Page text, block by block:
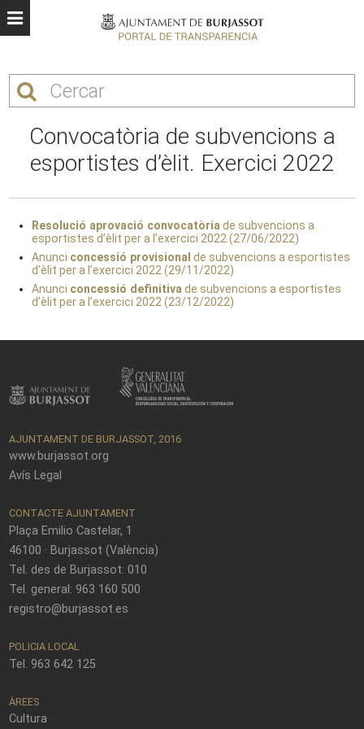
Convocatòria de subvencions a
esportistes d’èlit. Exercici 2022
Resolució aprovació convocatòria de subvencions a
esportistes d’èlit per a l’exercici 2022 (27/06/2022)
Anunci concessió provisional de subvencions a esportistes
d’èlit per a l’exercici 2022 (29/11/2022)
Anunci concessió definitiva de subvencions a esportistes
d’èlit per a l’exercici 2022 (23/12/2022)
AJUNTAMENT DE BURJASSOT, 2016
www.burjassot.org
Avís Legal
CONTACTE AJUNTAMENT
Plaça Emilio Castelar, 1
46100 · Burjassot (València)
Tel. des de Burjassot: 010
Tel. general: 963 160 500
registro@burjassot.es
POLICIA LOCAL
Tel. 963 642 125
ÀREES
Cultura